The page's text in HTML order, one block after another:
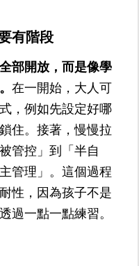
有階段
部開放，而是像學
在一開始，大人可
，例如先設定好哪
住。接著，慢慢拉
管控」到「半自
管理」。這個過程
性，因為孩子不是
過一點一點練習。